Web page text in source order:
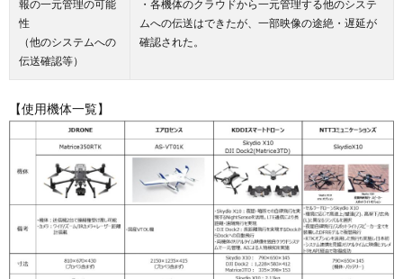
報の一元管理の可能
性
（他のシステムへの
伝送確認等）
・各機体のクラウドから一元管理する他のシステ
ムへの伝送はできたが、一部映像の途絶・遅延が
確認された。
【使用機体一覧】